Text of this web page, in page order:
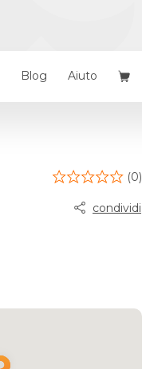
Blog Aiuto
(0)
condividi